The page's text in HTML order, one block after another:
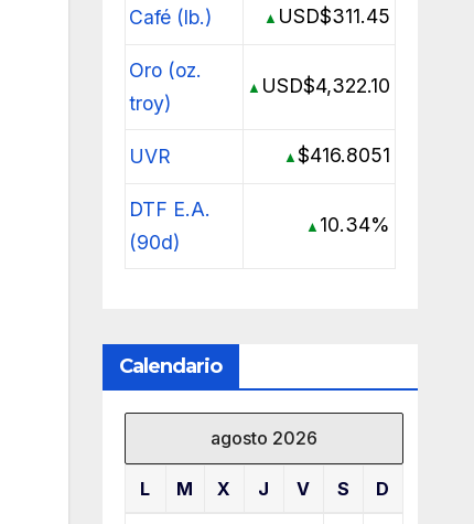
Café (lb.) ▲ USD$311.45
Oro (oz.
troy)
▲ USD$4,322.10
UVR ▲$416.8051
DTF E.A.
(90d)
▲ 10.34%
Calendario
agosto 2026
L M X J V S D